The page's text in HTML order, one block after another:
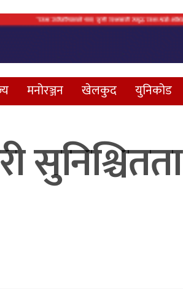
मनोरञ्जन खेलकुद युनिकोड
सुनिश्चितता